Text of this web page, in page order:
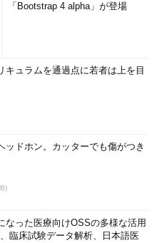
「Bootstrap 4 alpha」が登場
キュラムを通過点に若者は上を目
ッドホン。カッターでも傷がつき
なった医療向けOSSの多様な活用
臨床試験データ解析、日本語医